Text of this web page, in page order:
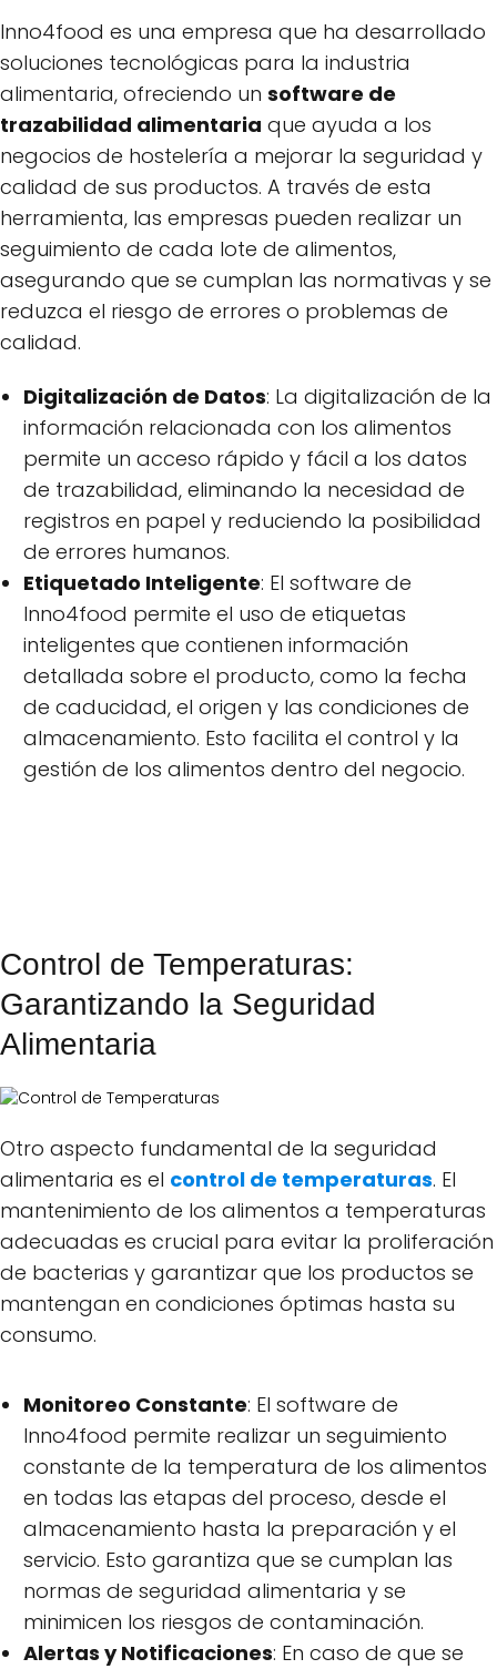
Inno4food es una empresa que ha desarrollado
soluciones tecnológicas para la industria
alimentaria, ofreciendo un software de
trazabilidad alimentaria que ayuda a los
negocios de hostelería a mejorar la seguridad y
calidad de sus productos. A través de esta
herramienta, las empresas pueden realizar un
seguimiento de cada lote de alimentos,
asegurando que se cumplan las normativas y se
reduzca el riesgo de errores o problemas de
calidad.
Digitalización de Datos: La digitalización de la
información relacionada con los alimentos
permite un acceso rápido y fácil a los datos
de trazabilidad, eliminando la necesidad de
registros en papel y reduciendo la posibilidad
de errores humanos.
Etiquetado Inteligente: El software de
Inno4food permite el uso de etiquetas
inteligentes que contienen información
detallada sobre el producto, como la fecha
de caducidad, el origen y las condiciones de
almacenamiento. Esto facilita el control y la
gestión de los alimentos dentro del negocio.
Control de Temperaturas:
Garantizando la Seguridad
Alimentaria
Otro aspecto fundamental de la seguridad
alimentaria es el control de temperaturas. El
mantenimiento de los alimentos a temperaturas
adecuadas es crucial para evitar la proliferación
de bacterias y garantizar que los productos se
mantengan en condiciones óptimas hasta su
consumo.
Monitoreo Constante: El software de
Inno4food permite realizar un seguimiento
constante de la temperatura de los alimentos
en todas las etapas del proceso, desde el
almacenamiento hasta la preparación y el
servicio. Esto garantiza que se cumplan las
normas de seguridad alimentaria y se
minimicen los riesgos de contaminación.
Alertas y Notificaciones: En caso de que se